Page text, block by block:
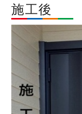
施工後